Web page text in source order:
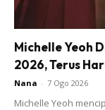
ujarnya.
Michelle Yeoh
2026, Terus
Nana - 7 Ogo 2026
Michelle Yeoh